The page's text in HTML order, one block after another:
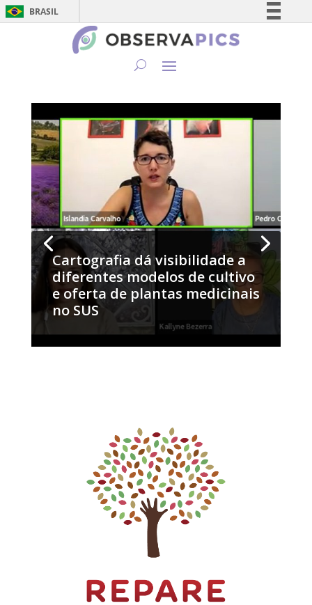
BRASIL
Simplifique!
Legislação
Canais
Cartografia dá visibilidade a
diferentes modelos de cultivo
e oferta de plantas medicinais
no SUS